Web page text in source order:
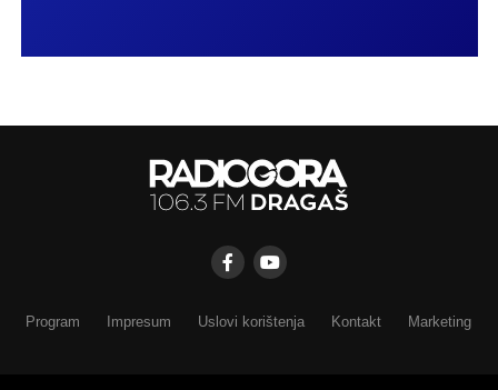
Program Impresum Uslovi korištenja Kontakt Marketing